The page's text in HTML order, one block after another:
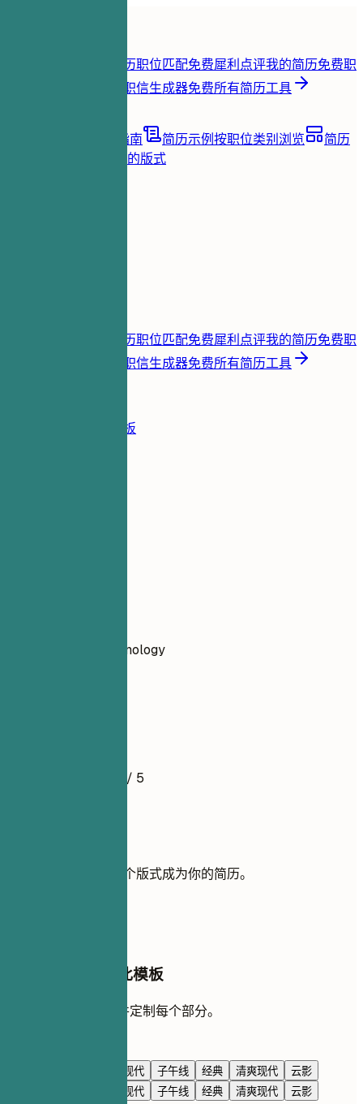
简历职位匹配免费犀利点评我的简历免费职
求职信生成器免费所有简历工具
职业建议与指南 简历示例按职位类别浏览
简历
清晰且适合 ATS 的版式
简历职位匹配免费犀利点评我的简历免费职
求职信生成器免费所有简历工具
简历模板
information-technology
/ 5
添加你的经历，让这个版式成为你的简历。
在 AI 对话中编辑此模板
让 AI 与你一起重写并定制每个部分。
极简现代 子午线 经典 清爽现代
云影
极简现代 子午线 经典 清爽现代 云影